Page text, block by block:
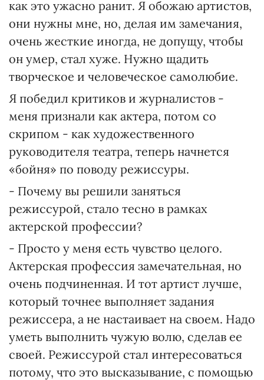
как это ужасно ранит. Я обожаю артистов,
они нужны мне, но, делая им замечания,
очень жесткие иногда, не допущу, чтобы
он умер, стал хуже. Нужно щадить
творческое и человеческое самолюбие.
Я победил критиков и журналистов -
меня признали как актера, потом со
скрипом - как художественного
руководителя театра, теперь начнется
«бойня» по поводу режиссуры.
- Почему вы решили заняться
режиссурой, стало тесно в рамках
актерской профессии?
- Просто у меня есть чувство целого.
Актерская профессия замечательная, но
очень подчиненная. И тот артист лучше,
который точнее выполняет задания
режиссера, а не настаивает на своем. Надо
уметь выполнить чужую волю, сделав ее
своей. Режиссурой стал интересоваться
потому, что это высказывание, с помощью